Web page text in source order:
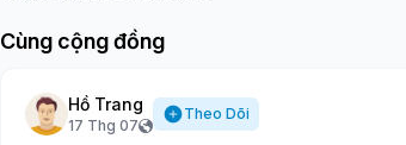
Cùng cộng đồng
Hồ Trang
17 Thg 07
Theo Dõi